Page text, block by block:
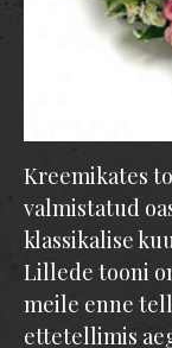
Kreemikates
valmistatud
klassikalise
Lillede tooni
meile enne
ettetellimis